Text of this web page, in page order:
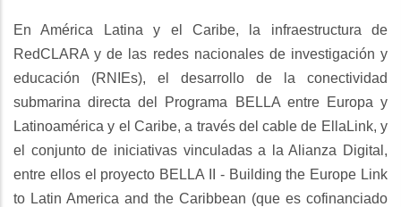
En América Latina y el Caribe, la infraestructura de
RedCLARA y de las redes nacionales de investigación y
educación (RNIEs), el desarrollo de la conectividad
submarina directa del Programa BELLA entre Europa y
Latinoamérica y el Caribe, a través del cable de EllaLink, y
el conjunto de iniciativas vinculadas a la Alianza Digital,
entre ellos el proyecto BELLA II - Building the Europe Link
to Latin America and the Caribbean (que es cofinanciado